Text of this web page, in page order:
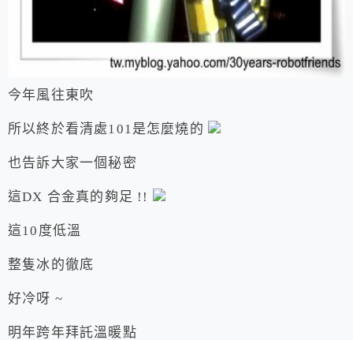
今年風往東吹
所以終於看清處101是怎麼燒的
也告訴大家一個秘密
這DX 合金真的夠足 !!
這10度低溫
整隻冰的徹底
好冷呀 ~
明年跨年拜託溫暖點